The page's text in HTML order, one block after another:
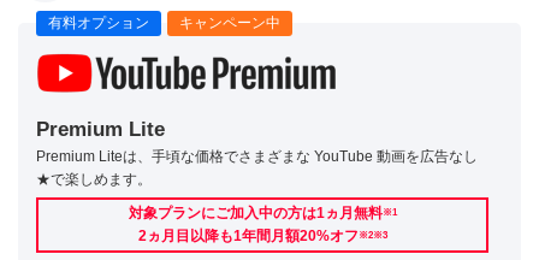
有料オプション キャンペーン中
Premium Lite
Premium Liteは、手頃な価格でさまざまな YouTube 動画を広告なし
★で楽しめます。
対象プランにご加入中の方は1ヵ月無料※1
2ヵ月目以降も1年間月額20%オフ ※2※3